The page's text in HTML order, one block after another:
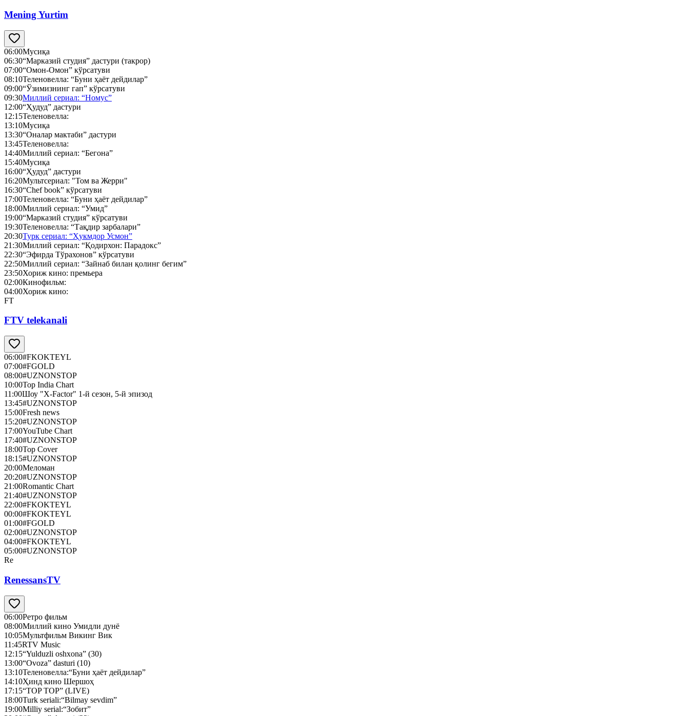
Mening Yurtim
06:00Мусиқа
06:30“Марказий студия” дастури (такрор)
07:00“Омон-Омон” кўрсатуви
08:10Теленовелла: “Буни ҳаёт дейдилар”
09:00“Ўзимизнинг гап” кўрсатуви
09:30Миллий сериал: “Номус”
12:00“Ҳудуд” дастури
12:15Теленовелла:
13:10Мусиқа
13:30“Оналар мактаби” дастури
13:45Теленовелла:
14:40Миллий сериал: “Бегона”
15:40Мусиқа
16:00“Ҳудуд” дастури
16:20Мультсериал: "Том ва Жерри"
16:30“Chef book” кўрсатуви
17:00Теленовелла: “Буни ҳаёт дейдилар”
18:00Миллий сериал: “Умид”
19:00“Марказий студия” кўрсатуви
19:30Теленовелла: “Тақдир зарбалари”
20:30Турк сериал: “Ҳукмдор Усмон”
21:30Миллий сериал: “Қодирхон: Парадокс”
22:30“Эфирда Тўрахонов” кўрсатуви
22:50Миллий сериал: “Зайнаб билан қолинг бегим”
23:50Хориж кино: премьера
02:00Кинофильм:
04:00Хориж кино:
FT
FTV telekanali
06:00#FKOKTEYL
07:00#FGOLD
08:00#UZNONSTOP
10:00Top India Chart
11:00Шоу "X-Factor" 1-й сезон, 5-й эпизод
13:45#UZNONSTOP
15:00Fresh news
15:20#UZNONSTOP
17:00YouTube Chart
17:40#UZNONSTOP
18:00Top Cover
18:15#UZNONSTOP
20:00Меломан
20:20#UZNONSTOP
21:00Romantic Chart
21:40#UZNONSTOP
22:00#FKOKTEYL
00:00#FKOKTEYL
01:00#FGOLD
02:00#UZNONSTOP
04:00#FKOKTEYL
05:00#UZNONSTOP
Re
RenessansTV
06:00Ретро фильм
08:00Миллий кино Умидли дунё
10:05Мультфильм Викинг Вик
11:45RTV Music
12:15“Yulduzli oshxona” (30)
13:00“Ovoza” dasturi (10)
13:10Теленовелла:“Буни ҳаёт дейдилар”
14:10Ҳинд кино Шершоҳ
17:15“TOP TOP” (LIVE)
18:00Turk seriali:“Bilmay sevdim”
19:00Milliy serial:“Зобит”